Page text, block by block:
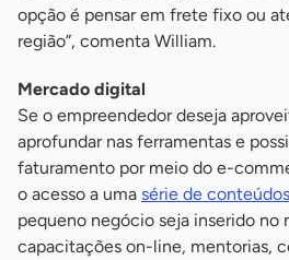
opção é pensar em frete fixo ou
região”, comenta William.
Mercado digital
Se o empreendedor deseja
aprofundar nas ferramentas e
faturamento por meio do e-
o acesso a uma série de conteúdos
pequeno negócio seja inserido no
capacitações on-line, mentorias,